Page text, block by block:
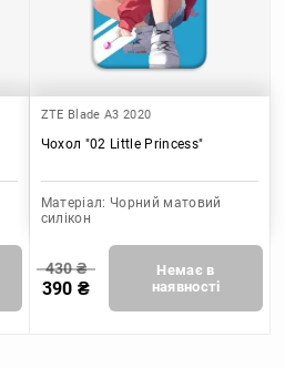
ZTE Blade A3 2020
Чохол "02 Little Princess"
Матеріал: Чорний матовий
силікон
430₴
390 ₴
Немає в
наявності